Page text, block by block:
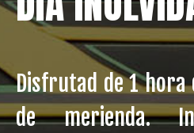
Disfrutad de 1
de merienda.